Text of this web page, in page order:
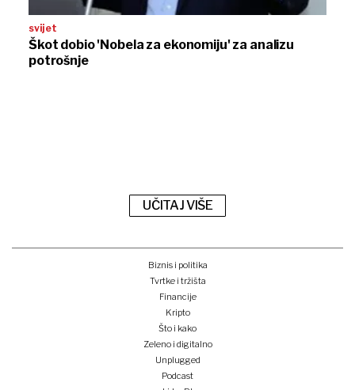
svijet
Škot dobio 'Nobela za ekonomiju' za analizu
potrošnje
UČITAJ VIŠE
Biznis i politika
Tvrtke i tržišta
Financije
Kripto
Što i kako
Zeleno i digitalno
Unplugged
Podcast